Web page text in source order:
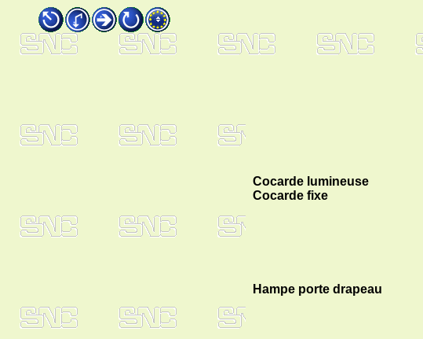
Cocarde lumineuse
Cocarde fixe
Hampe porte drapeau